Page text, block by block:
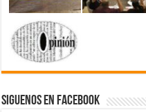
Siguenos en Facebook